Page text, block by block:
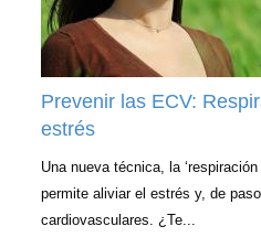
Prevenir las ECV:
estrés
Una nueva técnica, la
permite aliviar el estrés y, de
cardiovasculares. ¿Te...